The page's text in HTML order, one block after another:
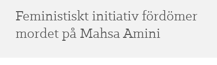
Feministiskt initiativ fördömer
mordet på Mahsa Amini